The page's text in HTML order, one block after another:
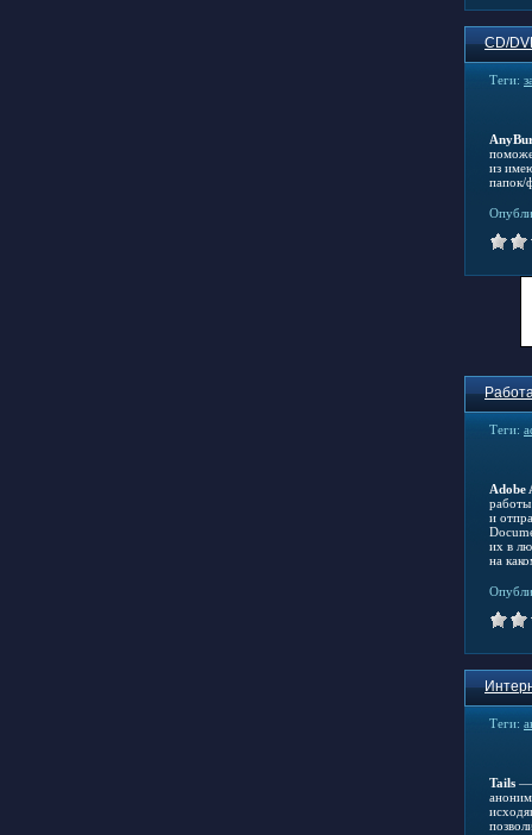
CD/
Теги:
из
папок/
Теги:
Adobe
и
их в
на
Теги:
Tails —